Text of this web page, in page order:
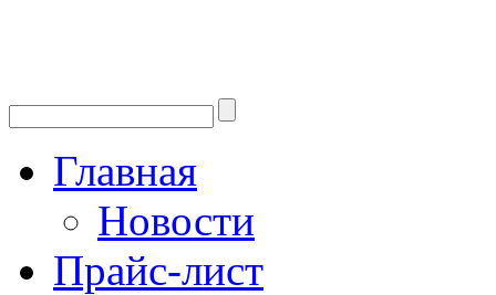
Главная
Новости
Прайс-лист